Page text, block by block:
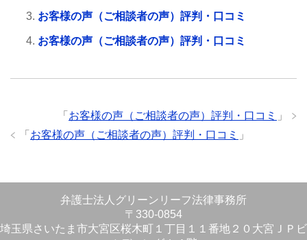
お客様の声（ご相談者の声）評判・口コミ
お客様の声（ご相談者の声）評判・口コミ
「 お客様の声（ご相談者の声）評判・口コミ
」
「 お客様の声（ご相談者の声）評判・口コミ 」
弁護士法人グリーンリーフ法律事務所
〒330-0854
埼玉県さいたま市大宮区桜木町１丁目１１番地２０大宮ＪＰビ